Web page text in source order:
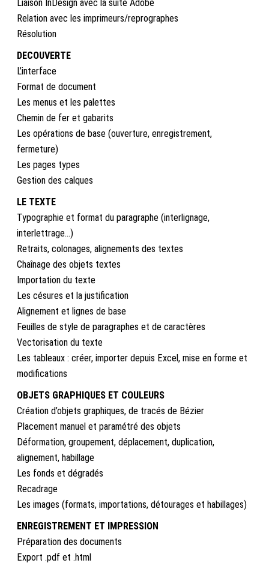
Liaison InDesign avec la suite Adobe
Relation avec les imprimeurs/reprographes
Résolution
DECOUVERTE
L’interface
Format de document
Les menus et les palettes
Chemin de fer et gabarits
Les opérations de base (ouverture, enregistrement,
fermeture)
Les pages types
Gestion des calques
LE TEXTE
Typographie et format du paragraphe (interlignage,
interlettrage…)
Retraits, colonages, alignements des textes
Chaînage des objets textes
Importation du texte
Les césures et la justification
Alignement et lignes de base
Feuilles de style de paragraphes et de caractères
Vectorisation du texte
Les tableaux : créer, importer depuis Excel, mise en forme et
modifications
OBJETS GRAPHIQUES ET COULEURS
Création d’objets graphiques, de tracés de Bézier
Placement manuel et paramétré des objets
Déformation, groupement, déplacement, duplication,
alignement, habillage
Les fonds et dégradés
Recadrage
Les images (formats, importations, détourages et habillages)
ENREGISTREMENT ET IMPRESSION
Préparation des documents
Export .pdf et .html